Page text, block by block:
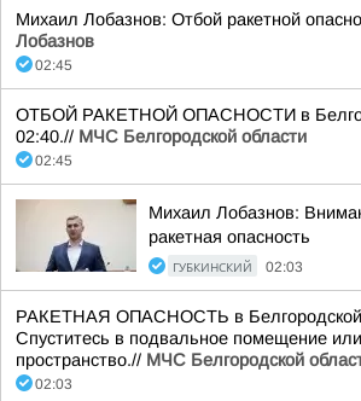
Михаил Лобазнов: Отбой ракетной
Лобазнов
02:45
ОТБОЙ РАКЕТНОЙ ОПАСНОСТИ в
02:40.// МЧС Белгородской области
02:45
Михаил Лобазнов:
ракетная опасность
ГУБКИНСКИЙ 02:03
РАКЕТНАЯ ОПАСНОСТЬ в Белгородской
Спуститесь в подвальное помещение
пространство.// МЧС Белгородской
02:03